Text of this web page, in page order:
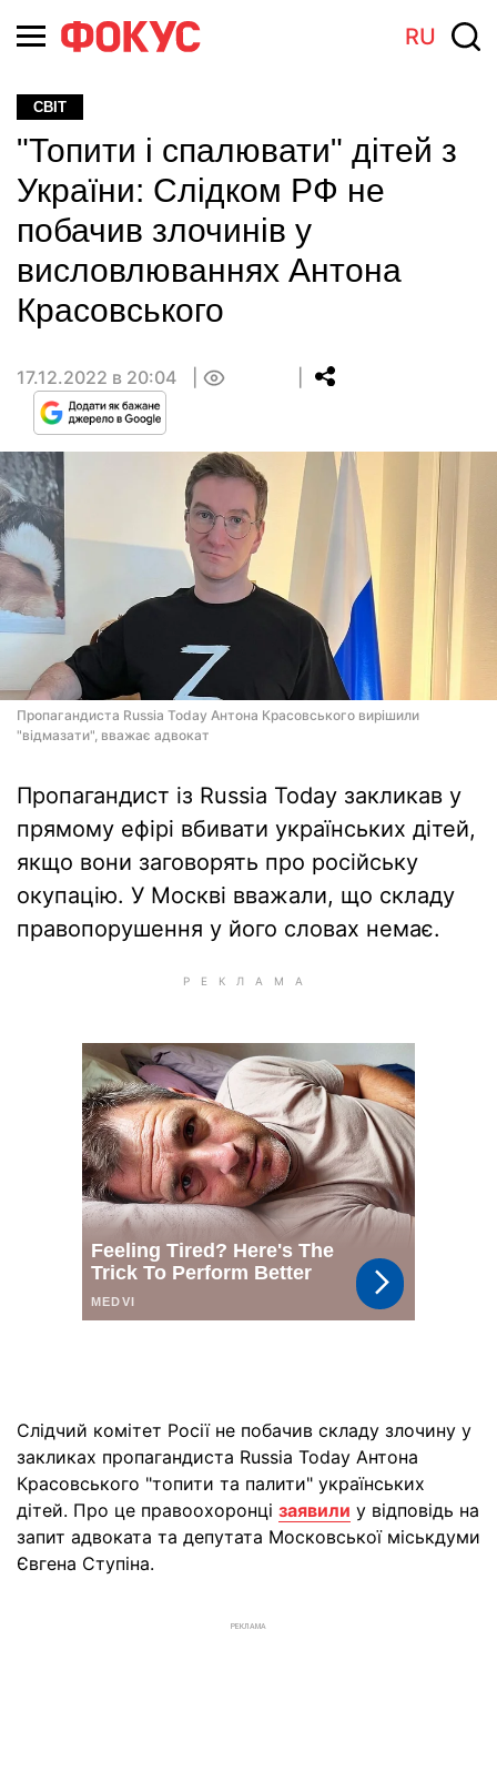
RU
СВІТ
"Топити і спалювати" дітей з
України: Слідком РФ не
побачив злочинів у
висловлюваннях Антона
Красовського
17.12.2022 в 20:04
Пропагандиста Russia Today Антона Красовського вирішили
"відмазати", вважає адвокат
Пропагандист із Russia Today закликав у
прямому ефірі вбивати українських дітей,
якщо вони заговорять про російську
окупацію. У Москві вважали, що складу
правопорушення у його словах немає.
Слідчий комітет Росії не побачив складу злочину у
закликах пропагандиста Russia Today Антона
Красовського "топити та палити" українських
дітей. Про це правоохоронці заявили у відповідь на
запит адвоката та депутата Московської міськдуми
Євгена Ступіна.
РЕКЛАМА